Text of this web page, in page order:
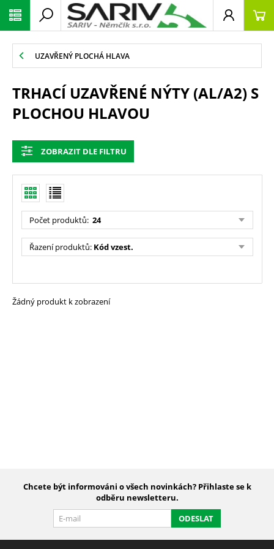
UZAVŘENÝ PLOCHÁ HLAVA
TRHACÍ UZAVŘENÉ NÝTY (AL/A2) S
PLOCHOU HLAVOU
ZOBRAZIT DLE FILTRU
Počet produktů: 24
Řazení produktů: Kód vzest.
Žádný produkt k zobrazení
Chcete být informováni o všech novinkách? Přihlaste se k
odběru newsletteru.
ODESLAT